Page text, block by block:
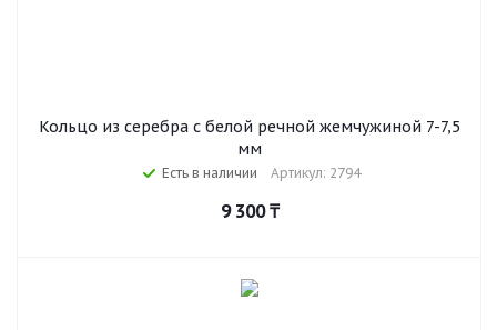
Кольцо из серебра с белой речной жемчужиной 7-7,5
мм
Есть в наличии Артикул: 2794
9 300₸